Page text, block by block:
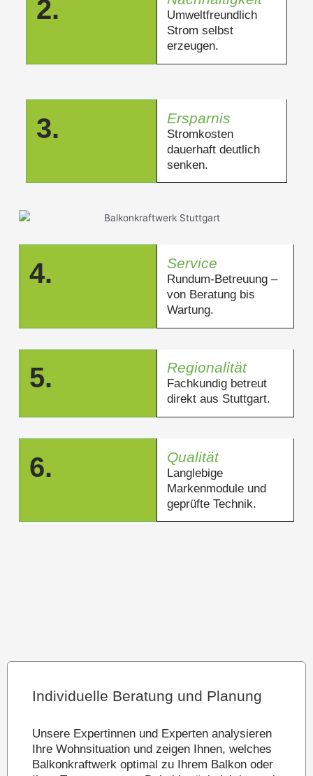
2.
Umweltfreundlich
Strom selbst
erzeugen.
3. Ersparnis
Stromkosten
dauerhaft deutlich
senken.
4. Service
Rundum-Betreuung –
von Beratung bis
Wartung.
5. Regionalität
Fachkundig betreut
direkt aus Stuttgart.
6. Qualität
Langlebige
Markenmodule und
geprüfte Technik.
Individuelle Beratung und Planung
Unsere Expertinnen und Experten analysieren
Ihre Wohnsituation und zeigen Ihnen, welches
Balkonkraftwerk optimal zu Ihrem Balkon oder